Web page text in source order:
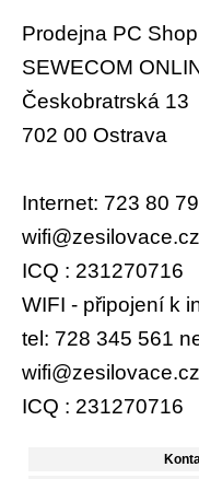
Prodejna PC
SEWECOM
Českobratrská 13
702 00 Ostrava
Internet: 723 80
wifi@zesilovace.cz
ICQ : 231270716
WIFI - připojení k
tel: 728 345 561
wifi@zesilovace.cz
ICQ : 231270716